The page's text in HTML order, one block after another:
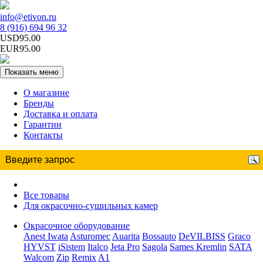
info@etivon.ru
8 (916) 694 96 32
USD95.00
EUR95.00
Показать меню
О магазине
Бренды
Доставка и оплата
Гарантии
Контакты
Все товары
Для окрасочно-сушильных камер
Окрасочное оборудование
Anest Iwata Asturomec Auarita Bossauto DeVILBISS Graco
HYVST iSistem Italco Jeta Pro Sagola Sames Kremlin SATA
Walcom Zip Remix A1